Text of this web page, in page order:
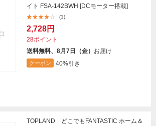
イト FSA-142BWH [DCモーター搭載]
(1)
2,728円
28ポイント
送料無料、8月7日（金） お届け
クーポン 40%引き
TOPLAND どこでもFANTASTIC ホーム＆